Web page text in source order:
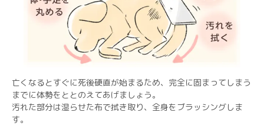
亡くなるとすぐに死後硬直が始まるため、完全に固まってしまう
までに体勢をととのえてあげましょう。
汚れた部分は湿らせた布で拭き取り、全身をブラッシングしま
す。